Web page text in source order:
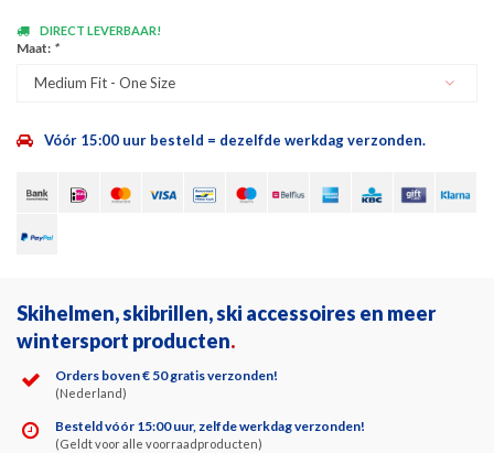
DIRECT LEVERBAAR!
Maat: *
Medium Fit - One Size
Vóór 15:00 uur besteld = dezelfde werkdag verzonden.
Skihelmen, skibrillen, ski accessoires en meer
wintersport producten.
Orders boven € 50 gratis verzonden!
(Nederland)
Besteld vóór 15:00 uur, zelfde werkdag verzonden!
(Geldt voor alle voorraadproducten)